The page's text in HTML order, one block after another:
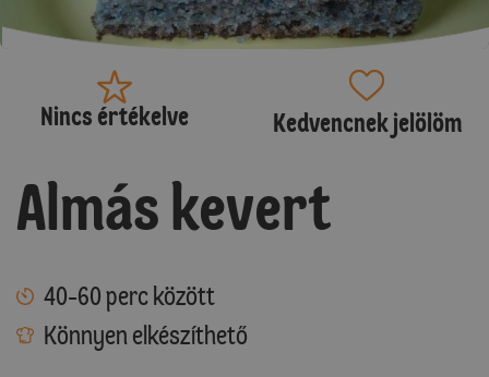
Nincs értékelve Kedvencnek jelölöm
Almás kevert
40-60 perc között
Könnyen elkészíthető